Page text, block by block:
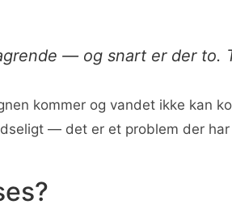
— og snart er der to.
kommer og vandet ikke
— det er et problem der